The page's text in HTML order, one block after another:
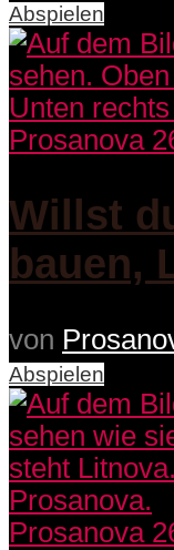
Abspielen
Prosanova
Willst
bauen,
von
Abspielen
Prosanova